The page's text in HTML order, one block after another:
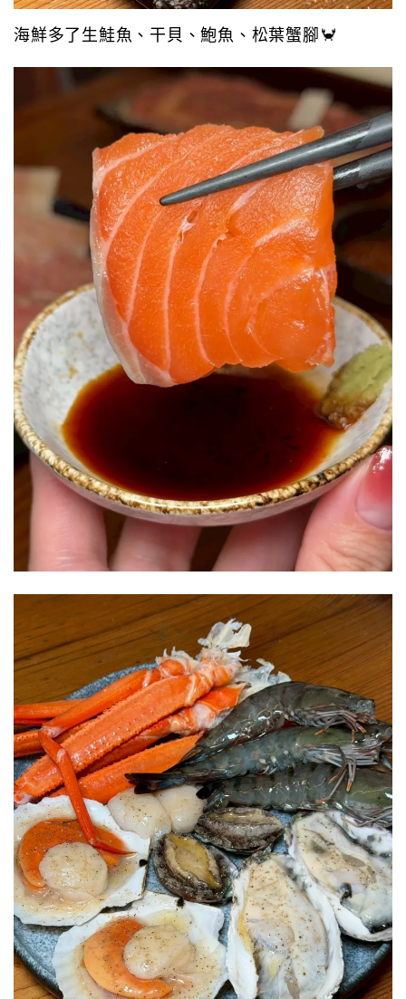
海鮮多了生鮭魚、干貝、鮑魚、松葉蟹腳🦀